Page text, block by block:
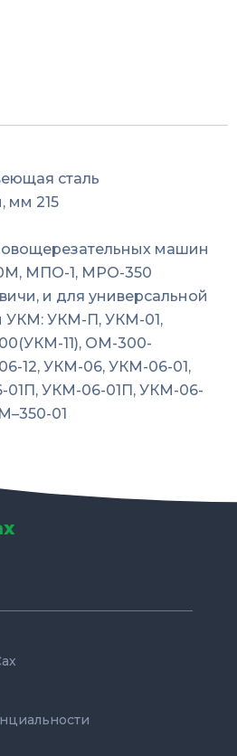
сталь
мм 215
овощерезательных машин
МПО-1, МРО-350
и для универсальной
УКМ: УКМ-П, УКМ-01,
11), ОМ-300-
12, УКМ-06, УКМ-06-01,
01П, УКМ-06-01П, УКМ-06-
01